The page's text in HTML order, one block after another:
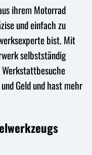
ihrem Motorrad
und einfach zu
bist. Mit
selbstständig
Geld und hast mehr